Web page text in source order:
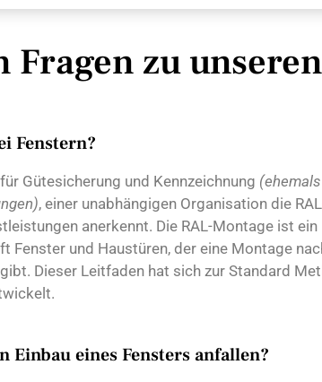
Fragen zu unseren
Fenstern?
Gütesicherung und Kennzeichnung (ehemals
, einer unabhängigen Organisation die
anerkennt. Die RAL-Montage ist ein
Fenster und Haustüren, der eine Montage
Dieser Leitfaden hat sich zur Standard
Einbau eines Fensters anfallen?